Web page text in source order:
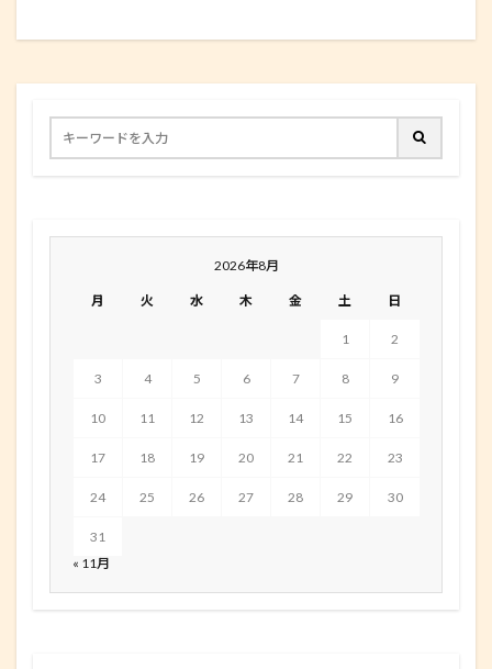
2026年8月
月 火 水 木 金 土 日
1 2
3 4 5 6 7 8 9
10 11 12 13 14 15 16
17 18 19 20 21 22 23
24 25 26 27 28 29 30
31
« 11月